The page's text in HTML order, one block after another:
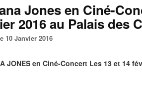
Jones en Ciné-
2016 au Palais des
10 Janvier 2016
JONES en Ciné-Concert Les 13 et 14